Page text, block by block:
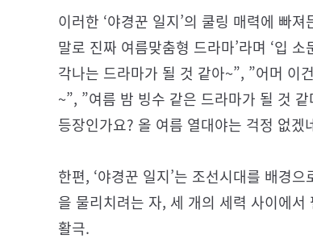
이러한 ‘야경꾼 일지’의 쿨링 매력에 빠
말로 진짜 여름맞춤형 드라마’라며 ‘입
각나는 드라마가 될 것 같아~”, ”어머 이
~”, ”여름 밤 빙수 같은 드라마가 될 것
등장인가요? 올 여름 열대야는 걱정 없
한편, ‘야경꾼 일지’는 조선시대를 배경
을 물리치려는 자, 세 개의 세력 사이에
활극.